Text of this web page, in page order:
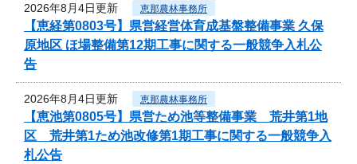
2026年8月4日更新 恵那農林事務所
【恵経第0803号】県営経営体育成基盤整備事業 久保
原地区 ほ場整備第12期工事に関する一般競争入札公
告
2026年8月4日更新 恵那農林事務所
【恵池第0805号】県営ため池等整備事業 荒井第1地
区 荒井第1ため池改修第1期工事に関する一般競争入
札公告